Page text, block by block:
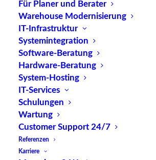
Für Planer und Berater
Warehouse Modernisierung
IT-Infrastruktur
Systemintegration
Software-Beratung
Hardware-Beratung
System-Hosting
IT-Services
Schulungen
Wartung
Customer Support 24/7
Referenzen
Karriere
Quelle: logipedia / Fraunhofer IML
TUP GmbH & Co. KG
Die kombinierbare
TUP, liefert dank ihrer Flexibilität
effektivste Lösung und ist zudem in